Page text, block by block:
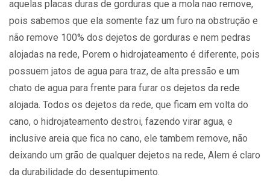
aquelas placas duras de gorduras que a mola nao remove,
pois sabemos que ela somente faz um furo na obstrução e
não remove 100% dos dejetos de gorduras e nem pedras
alojadas na rede, Porem o hidrojateamento é diferente, pois
possuem jatos de agua para traz, de alta pressão e um
chato de agua para frente para furar os dejetos da rede
alojada. Todos os dejetos da rede, que ficam em volta do
cano, o hidrojateamento destroi, fazendo virar agua, e
inclusive areia que fica no cano, ele tambem remove, não
deixando um grão de qualquer dejetos na rede, Alem é claro
da durabilidade do desentupimento.